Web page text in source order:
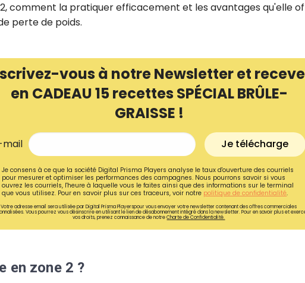
comment la pratiquer efficacement et les avantages qu'elle
perte de poids.
vous à notre Newsletter et
en CADEAU 15 recettes SPÉCIAL BRÛLE-
GRAISSE !
mail Je télécharge
Je consens à ce que la société Digital Prisma Players analyse le taux d'ouverture des courriels
pour mesurer et optimiser les performances des campagnes. Nous pourrons savoir si vous
ouvrez les courriels, l'heure à laquelle vous le faites ainsi que des informations sur le terminal
que vous utilisez. Pour en savoir plus sur ces traceurs, voir notre politique de confidentialité.
Votre adresse email sera utilisée par Digital Prisma Playerspour vous envoyer votre newsletter contenant des offres commerciales
Vous pourrez vous désinscrire en utilisant le lien de désabonnement intégré dans la newsletter. Pour en savoir plus et
vos droits, prenez connaissance de notreCharte de Confidentialité.
en zone 2 ?